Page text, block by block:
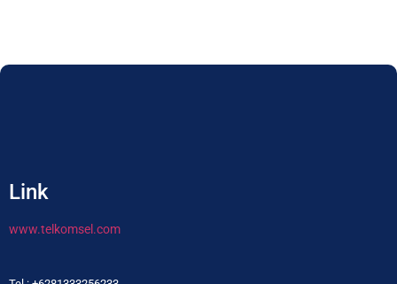
Link
www.telkomsel.com